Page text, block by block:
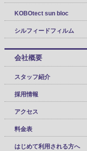
KOBOtect sun bloc
シルフィードフィルム
会社概要
スタッフ紹介
採用情報
アクセス
料金表
はじめて利用される方へ